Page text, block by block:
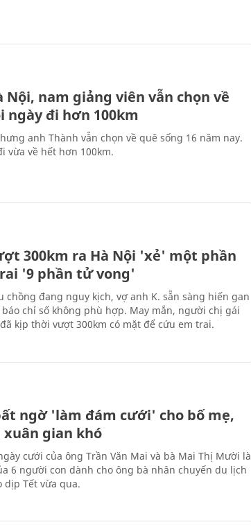
Nội, nam giảng viên vẫn chọn về
ngày đi hơn 100km
anh Thành vẫn chọn về quê sống 16 năm nay.
vừa về hết hơn 100km.
300km ra Hà Nội 'xẻ' một phần
'9 phần tử vong'
chồng đang nguy kịch, vợ anh K. sẵn sàng hiến gan
chỉ số không phù hợp. May mắn, người chị gái
kịp thời vượt 300km có mặt để cứu em trai.
ngờ 'làm đám cưới' cho bố mẹ,
gian khó
cưới của ông Trần Văn Mai và bà Mai Thị Mười là
6 người con dành cho ông bà nhân chuyến du lịch
dịp Tết vừa qua.